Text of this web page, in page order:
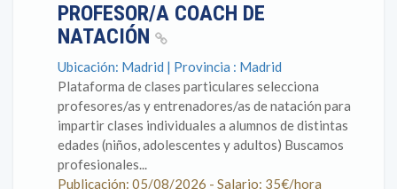
PROFESOR/A COACH DE
NATACIÓN
Ubicación: Madrid | Provincia : Madrid
Plataforma de clases particulares selecciona
profesores/as y entrenadores/as de natación para
impartir clases individuales a alumnos de distintas
edades (niños, adolescentes y adultos) Buscamos
profesionales...
Publicación: 05/08/2026 - Salario: 35€/hora